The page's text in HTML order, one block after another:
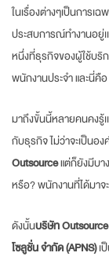
ในเรื่องต่างๆเป็นการเฉ
ประสบการณ์ทำงานอยู่
หนึ่งที่ธุรกิจของผู้ใช้บริก
พนักงานประจำ และนี่คื
มาถึงขั้นนี้หลายคนคงรู้เ
กับธุรกิจ ไม่ว่าจะเป็นอ
Outsourceแต่ก็ยังมีบ
หรือ? พนักงานที่ได้มา
ดังนั้นบริษัท Outsource
โซลูชั่น จำกัด (APNS)เ